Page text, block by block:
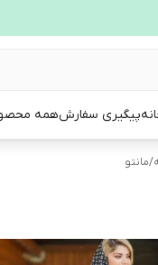
پیگیری سفارشهمه
/مانتو